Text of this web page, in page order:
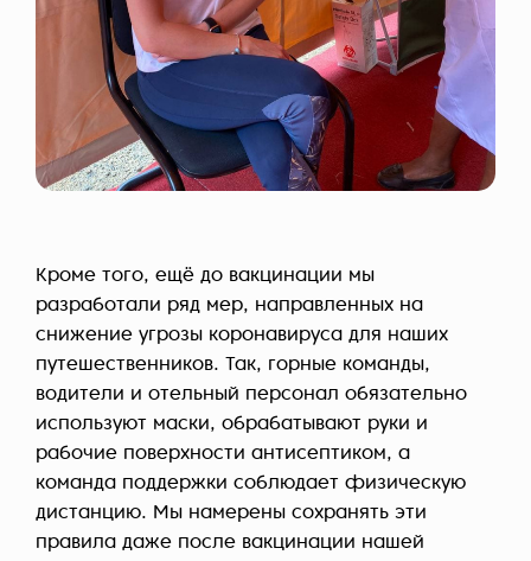
Кроме того, ещё до вакцинации мы
разработали ряд мер, направленных на
снижение угрозы коронавируса для наших
путешественников. Так, горные команды,
водители и отельный персонал обязательно
используют маски, обрабатывают руки и
рабочие поверхности антисептиком, а
команда поддержки соблюдает физическую
дистанцию. Мы намерены сохранять эти
правила даже после вакцинации нашей